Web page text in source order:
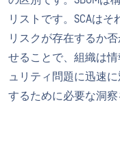
リストです。SCAは
リスクが存在するか
せることで、組織は
ュリティ問題に迅速
するために必要な洞察